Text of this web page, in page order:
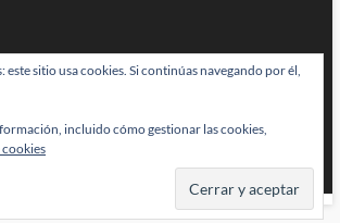
| Diseñado por:Theme Freesia|WordPress| © Todos
este sitio usa cookies. Si continúas navegando por él,
incluido cómo gestionar las cookies,
cookies